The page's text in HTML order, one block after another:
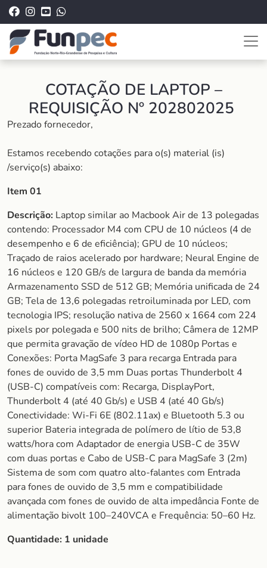
COTAÇÃO DE LAPTOP –
REQUISIÇÃO Nº 202802025
Prezado fornecedor,
Estamos recebendo cotações para o(s) material (is)
/serviço(s) abaixo:
Item 01
Descrição: Laptop similar ao Macbook Air de 13 polegadas
contendo: Processador M4 com CPU de 10 núcleos (4 de
desempenho e 6 de eficiência); GPU de 10 núcleos;
Traçado de raios acelerado por hardware; Neural Engine de
16 núcleos e 120 GB/s de largura de banda da memória
Armazenamento SSD de 512 GB; Memória unificada de 24
GB; Tela de 13,6 polegadas retroiluminada por LED, com
tecnologia IPS; resolução nativa de 2560 x 1664 com 224
pixels por polegada e 500 nits de brilho; Câmera de 12MP
que permita gravação de vídeo HD de 1080p Portas e
Conexões: Porta MagSafe 3 para recarga Entrada para
fones de ouvido de 3,5 mm Duas portas Thunderbolt 4
(USB‑C) compatíveis com: Recarga, DisplayPort,
Thunderbolt 4 (até 40 Gb/s) e USB 4 (até 40 Gb/s)
Conectividade: Wi‑Fi 6E (802.11ax) e Bluetooth 5.3 ou
superior Bateria integrada de polímero de lítio de 53,8
watts/hora com Adaptador de energia USB‑C de 35W
com duas portas e Cabo de USB‑C para MagSafe 3 (2m)
Sistema de som com quatro alto-falantes com Entrada
para fones de ouvido de 3,5 mm e compatibilidade
avançada com fones de ouvido de alta impedância Fonte de
alimentação bivolt 100–240VCA e Frequência: 50–60 Hz.
Quantidade: 1 unidade